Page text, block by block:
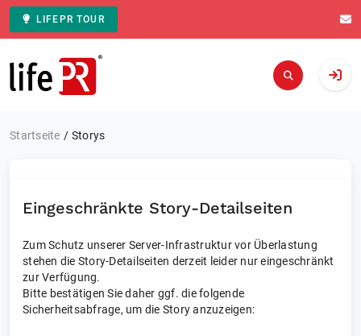
LIFEPR TOUR
Zur Startseite
Startseite Storys
Eingeschränkte Story-Detailseiten
Zum Schutz unserer Server-Infrastruktur vor Überlastung
stehen die Story-Detailseiten derzeit leider nur eingeschränkt
zur Verfügung.
Bitte bestätigen Sie daher ggf. die folgende
Sicherheitsabfrage, um die Story anzuzeigen: